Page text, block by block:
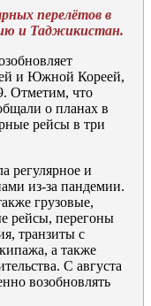
перелётов в
и Таджикистан.
и Южной Кореей,
Отметим, что
о планах в
рейсы в три
регулярное и
из-за пандемии.
грузовые,
рейсы, перегоны
транзиты с
а также
С августа
возобновлять